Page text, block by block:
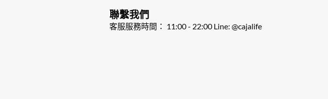
聯繫我們
客服服務時間： 11:00 - 22:00 Line: @cajalife